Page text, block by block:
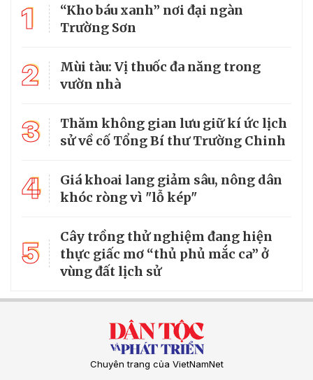
1
“Kho báu xanh” nơi đại ngàn
Trường Sơn
2
Mùi tàu: Vị thuốc đa năng trong
vườn nhà
3
Thăm không gian lưu giữ kí ức lịch
sử về cố Tổng Bí thư Trường Chinh
4
Giá khoai lang giảm sâu, nông dân
khóc ròng vì "lỗ kép"
5
Cây trồng thử nghiệm đang hiện
thực giấc mơ “thủ phủ mắc ca” ở
vùng đất lịch sử
Chuyên trang của VietNamNet